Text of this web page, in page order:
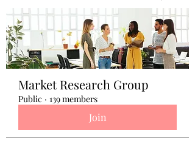
Market Research Group
Public · 139 members
Join